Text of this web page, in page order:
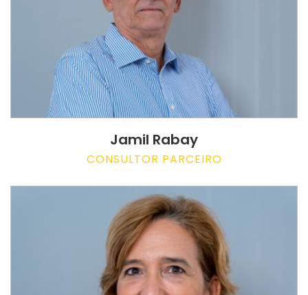
Jamil Rabay
CONSULTOR PARCEIRO